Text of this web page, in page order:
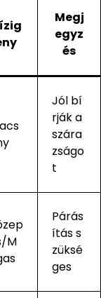
Megj
egyz
és
Jól bí
rják a
szára
zságo
t
M
Párás
ítás s
züksé
ges